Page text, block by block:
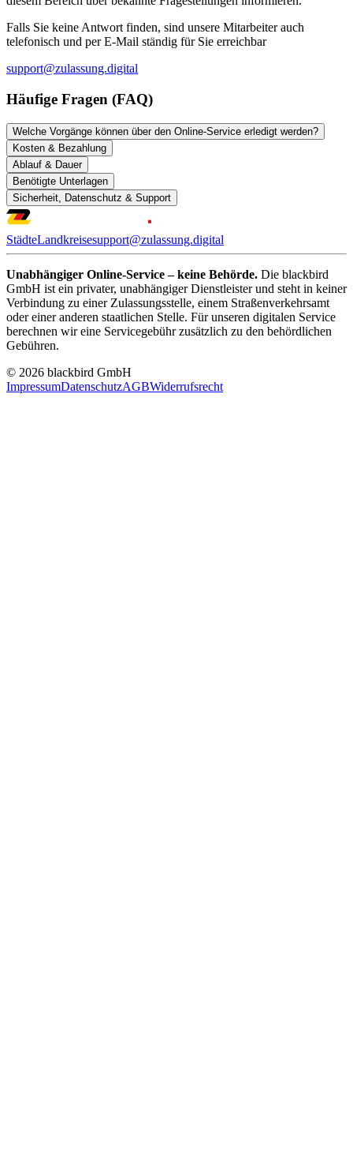
Falls Sie keine Antwort finden, sind unsere Mitarbeiter auch
telefonisch und per E-Mail ständig für Sie erreichbar
support@zulassung.digital
Häufige Fragen (FAQ)
Welche Vorgänge können über den Online-Service erledigt werden?
Kosten & Bezahlung
Ablauf & Dauer
Benötigte Unterlagen
Sicherheit, Datenschutz & Support
StädteLandkreisesupport@zulassung.digital
Unabhängiger Online-Service – keine Behörde. Die blackbird
GmbH ist ein privater, unabhängiger Dienstleister und steht in keiner
Verbindung zu einer Zulassungsstelle, einem Straßenverkehrsamt
oder einer anderen staatlichen Stelle. Für unseren digitalen Service
berechnen wir eine Servicegebühr zusätzlich zu den behördlichen
Gebühren.
© 2026 blackbird GmbH
ImpressumDatenschutzAGBWiderrufsrecht